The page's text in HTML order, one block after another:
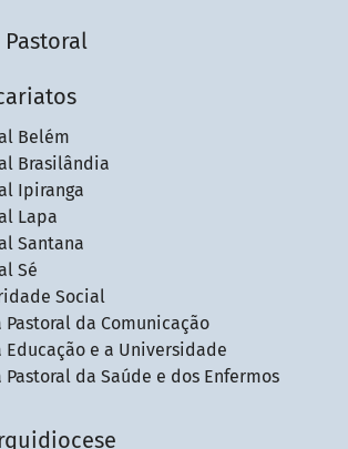
Pastoral
Belém
Brasilândia
Ipiranga
Lapa
Santana
Sé
Social
da Comunicação
e a Universidade
da Saúde e dos Enfermos